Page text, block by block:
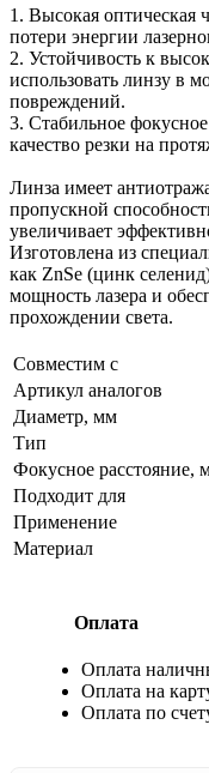
1. Высокая оптическая
потери энергии
2. Устойчивость к
использовать линзу в
повреждений.
3. Стабильное
качество резки на
Линза имеет
пропускной
увеличивает
Изготовлена из
как ZnSe (цинк
мощность лазера и
прохождении света.
Совместим с
Артикул аналогов
Диаметр, мм
Тип
Фокусное расстояние,
Подходит для
Применение
Материал
Оплата
Оплата
Оплата на
Оплата по